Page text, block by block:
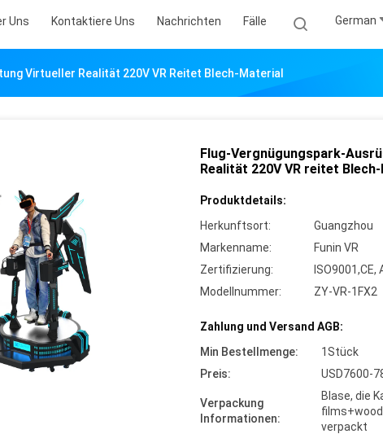
Uns Kontaktiere Uns Nachrichten Fälle German
Virtueller Realität 220V VR Reitet Blech-Material
Flug-Vergnügungspark-
Realität 220V VR reitet
Produktdetails:
Herkunftsort:
Guangzhou
Markenname:
Funin VR
Zertifizierung:
ISO9001,CE,
Modellnummer:
ZY-VR-1FX2
Zahlung und Versand AGB:
Min Bestellmenge:
1Stück
Preis:
USD7600-
Verpackung
Informationen:
Blase, die
verpackt